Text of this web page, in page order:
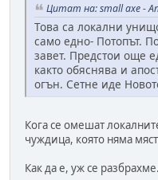
Цитат на: small axe -
Това са локални
само едно- Потопът.
завет. Предстои още
както обяснява и
огън. Сетне иде
Кога се омешат
чуждица, която няма
Как да е, уж се разбрахме.